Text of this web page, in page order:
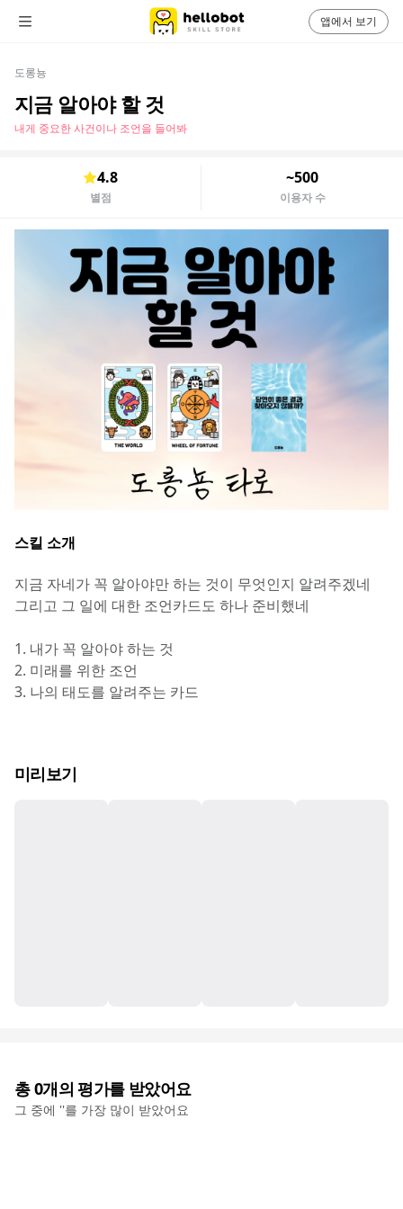
도롱뇽
지금 알아야 할 것
내게 중요한 사건이나 조언을 들어봐
4.8
별점
~500
이용자 수
스킬 소개
지금 자네가 꼭 알아야만 하는 것이 무엇인지 알려주겠네
그리고 그 일에 대한 조언카드도 하나 준비했네
1. 내가 꼭 알아야 하는 것
2. 미래를 위한 조언
3. 나의 태도를 알려주는 카드
미리보기
총0개의 평가를 받았어요
그 중에 ''를 가장 많이 받았어요
앱에서 보기